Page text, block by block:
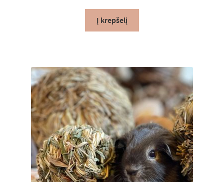
Į krepšelį